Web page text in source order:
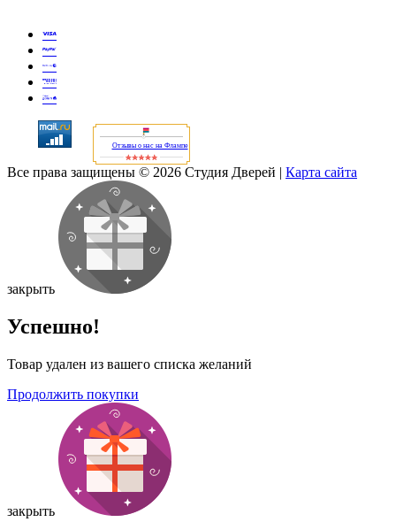
Отзывы о нас на Флампе
Все права защищены © 2026 Студия Дверей | Карта сайта
закрыть
Успешно!
Товар удален из вашего списка желаний
Продолжить покупки
закрыть